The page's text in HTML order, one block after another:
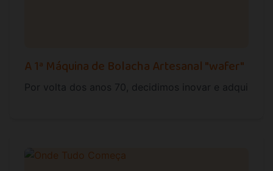
A 1ª Máquina de Bolacha Artesanal "wafer"
Por volta dos anos 70, decidimos inovar e